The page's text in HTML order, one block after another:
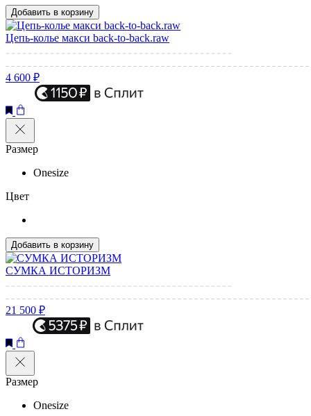
Добавить в корзину
Цепь-колье макси back-to-back.raw
4 600 ₽
Размер
Onesize
Цвет
Добавить в корзину
СУМКА ИСТОРИЗМ
21 500 ₽
Размер
Onesize